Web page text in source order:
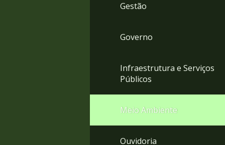
Gestão
Governo
Infraestrutura e Serviços
Públicos
Meio Ambiente
Ouvidoria